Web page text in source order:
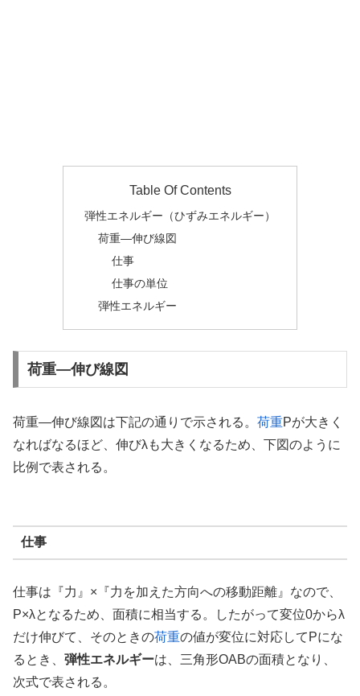
Table Of Contents
弾性エネルギー（ひずみエネルギー）
荷重―伸び線図
仕事
仕事の単位
弾性エネルギー
荷重―伸び線図
荷重―伸び線図は下記の通りで示される。 荷重Pが大きく
なればなるほど、伸びλも大きくなるため、下図のように
比例で表される。
仕事
仕事は『力』×『力を加えた方向への移動距離』なので、
P×λとなるため、面積に相当する。したがって変位0からλ
だけ伸びて、そのときの荷重の値が変位に対応してPにな
るとき、 弾性エネルギーは、三角形OABの面積となり、
次式で表される。